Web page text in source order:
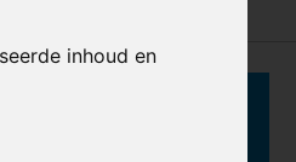
inhoud en